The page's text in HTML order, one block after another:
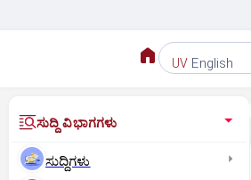
UV English
ಸುದ್ದಿ ವಿಭಾಗಗಳು
ಸುದ್ದಿಗಳು